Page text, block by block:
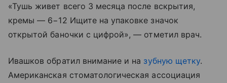
«Тушь живет всего 3 месяца после вскрытия,
кремы — 6−12 Ищите на упаковке значок
открытой баночки с цифрой», — отметил врач.
Ивашков обратил внимание и на зубную щетку.
Американская стоматологическая ассоциация